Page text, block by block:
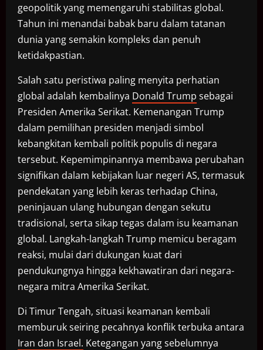
geopolitik yang memengaruhi stabilitas global.
Tahun ini menandai babak baru dalam tatanan
dunia yang semakin kompleks dan penuh
ketidakpastian.
Salah satu peristiwa paling menyita perhatian
global adalah kembalinya Donald Trump sebagai
Presiden Amerika Serikat. Kemenangan Trump
dalam pemilihan presiden menjadi simbol
kebangkitan kembali politik populis di negara
tersebut. Kepemimpinannya membawa perubahan
signifikan dalam kebijakan luar negeri AS, termasuk
pendekatan yang lebih keras terhadap China,
peninjauan ulang hubungan dengan sekutu
tradisional, serta sikap tegas dalam isu keamanan
global. Langkah-langkah Trump memicu beragam
reaksi, mulai dari dukungan kuat dari
pendukungnya hingga kekhawatiran dari negara-
negara mitra Amerika Serikat.
Di Timur Tengah, situasi keamanan kembali
memburuk seiring pecahnya konflik terbuka antara
Iran dan Israel. Ketegangan yang sebelumnya